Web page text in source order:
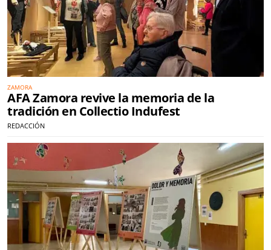
ZAMORA
AFA Zamora revive la memoria de la
tradición en Collectio Indufest
REDACCIÓN